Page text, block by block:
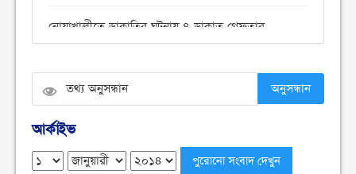
নোয়াখালীতে ডাকাতির ঘটনায় ৪ ডাকাত গ্রেফতার
বুধবার ● ৫ আগস্ট ২০২৬
সংবিধান থেকে বাতিল হতে পারে শেখ মুজিবুর রহমানের
‘জাতির পিতা’ স্বীকৃতি
মঙ্গলবার ● ৪ আগস্ট ২০২৬
ঢাকা কলেজে ছাত্রদল-শিবিরের সংঘর্ষ
অনুসন্ধান
আর্কাইভ